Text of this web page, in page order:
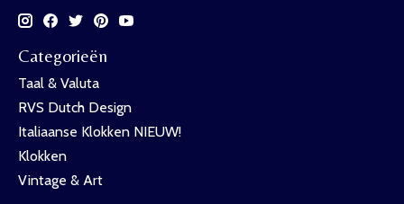
Categorieën
Taal & Valuta
RVS Dutch Design
Italiaanse Klokken NIEUW!
Klokken
Vintage & Art